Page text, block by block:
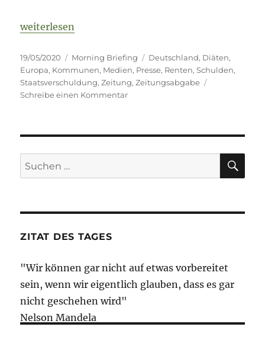
„Morning Briefing 19. Mai 2020 – Ausgaben-
weiterlesen
Veröffentlicht
am
19/05/2020 Kategorien
Morning Briefing Schlagwörter
Deutschland, Diäten,
Europa, Kommunen, Medien, Presse, Renten,Schulden,
Staatsverschuldung,Zeitung,Zeitungsabgabe
Schreibe einen Kommentarzu
2020
Ausgaben-
Suche
nach:
ZITAT DES TAGES
"Wir können gar nicht auf etwas vorbereitet
sein, wenn wir eigentlich glauben, dass es gar
nicht geschehen wird"
Nelson Mandela